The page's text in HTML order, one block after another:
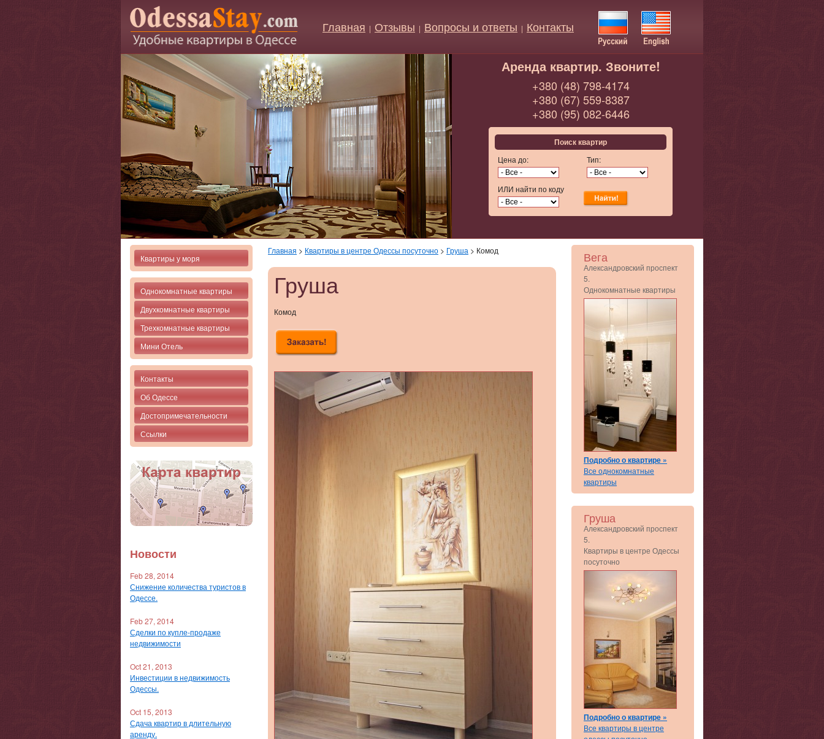
Главная | Отзывы | Вопросы и ответы | Контакты
Аренда квартир. Звоните!
+380 (48) 798-4174
+380 (67) 559-8387
+380 (95) 082-6446
Поиск квартир
Цена до: Тип:
ИЛИ найти по коду
Квартиры у моря
Однокомнатные квартиры
Двухкомнатные квартиры
Трехкомнатные квартиры
Мини Отель
Контакты
Об Одессе
Достопримечательности
Ссылки
Новости
Feb 28, 2014
Снижение количества туристов в
Одессе.
Feb 27, 2014
Сделки по купле-продаже
недвижимости
Oct 21, 2013
Инвестиции в недвижимость
Одессы.
Oct 15, 2013
Сдача квартир в длительную
аренду.
Главная > Квартиры в центре Одессы посуточно > Груша > Комод
Груша
Комод
Вега
Александровский проспект
5.
Однокомнатные квартиры
Подробно о квартире »
Все однокомнатные
квартиры
Груша
Александровский проспект
5.
Квартиры в центре Одессы
посуточно
Подробно о квартире »
Все квартиры в центре